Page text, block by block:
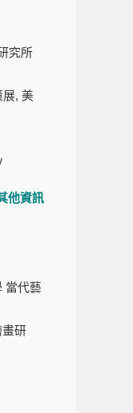
究所
, 美
他資訊
當代藝
研